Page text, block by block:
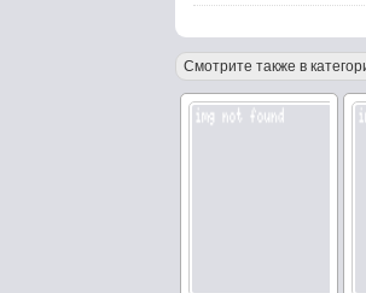
Смотрите также в